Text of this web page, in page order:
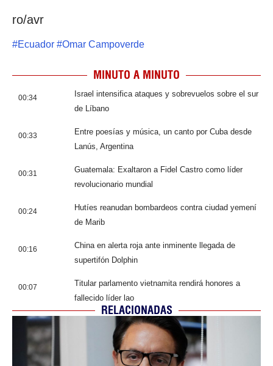
ro/avr
#Ecuador #Omar Campoverde
MINUTO A MINUTO
00:34
Israel intensifica ataques y sobrevuelos sobre el sur
de Líbano
00:33
Entre poesías y música, un canto por Cuba desde
Lanús, Argentina
00:31
Guatemala: Exaltaron a Fidel Castro como líder
revolucionario mundial
00:24
Hutíes reanudan bombardeos contra ciudad yemení
de Marib
00:16
China en alerta roja ante inminente llegada de
supertifón Dolphin
00:07
Titular parlamento vietnamita rendirá honores a
fallecido líder lao
RELACIONADAS